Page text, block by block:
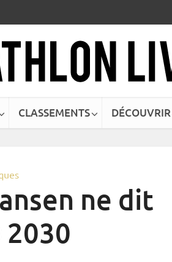
CLASSEMENTS DÉCOUVRIR
ne dit
2030